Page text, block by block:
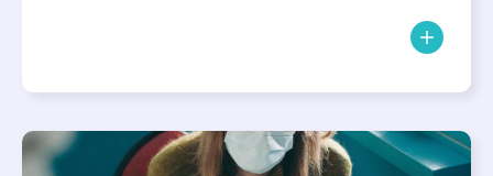
RENCONTRE AVEC...